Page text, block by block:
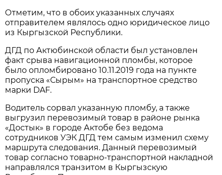
Отметим, что в обоих указанных случаях
отправителем являлось одно юридическое лицо
из Кыргызской Республики.
ДГД по Актюбинской области был установлен
факт срыва навигационной пломбы, которое
было опломбировано 10.11.2019 года на пункте
пропуска «Сырым» на транспортное средство
марки DAF.
Водитель сорвал указанную пломбу, а также
выгрузил перевозимый товар в районе рынка
«Достык» в городе Актобе без ведома
сотрудников УЭК ДГД тем самым изменил схему
маршрута следования. Данный перевозимый
товар согласно товарно-транспортной накладной
направлялся транзитом в Кыргызскую